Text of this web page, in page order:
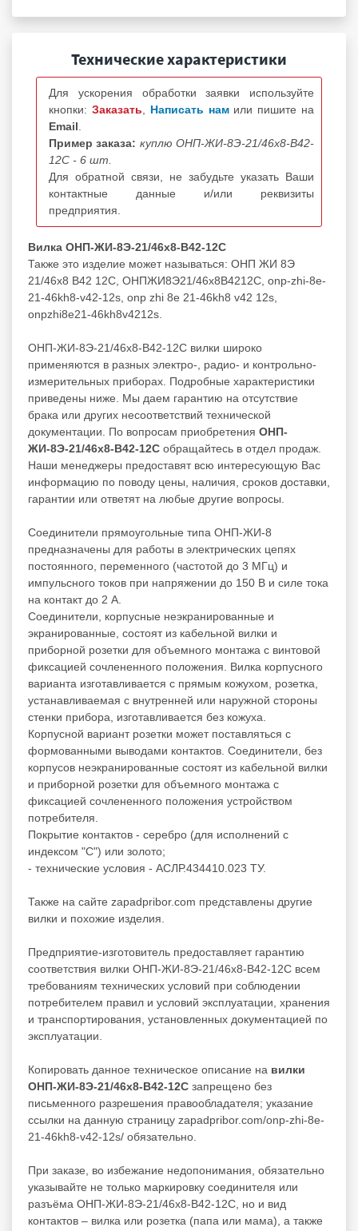
Технические характеристики
Для ускорения обработки заявки используйте
кнопки: Заказать Написать нам или пишите на
Email
Пример заказа: куплю ОНП-ЖИ-8Э-21/46х8-В42-
12С - 6 шт.
Для обратной связи, не забудьте указать Ваши
контактные данные и/или реквизиты
предприятия.
Вилка ОНП-ЖИ-8Э-21/46х8-В42-12С
Также это изделие может называться: ОНП ЖИ 8Э
21/46х8 В42 12С, ОНПЖИ8Э21/46х8В4212С, onp-zhi-8e-
21-46kh8-v42-12s, onp zhi 8e 21-46kh8 v42 12s,
onpzhi8e21-46kh8v4212s.
ОНП-ЖИ-8Э-21/46х8-В42-12С вилки широко
применяются в разных электро-, радио- и контрольно-
измерительных приборах. Подробные характеристики
приведены ниже. Мы даем гарантию на отсутствие
брака или других несоответствий технической
документации. По вопросам приобретения ОНП-
ЖИ-8Э-21/46х8-В42-12С обращайтесь в отдел продаж.
Наши менеджеры предоставят всю интересующую Вас
информацию по поводу цены, наличия, сроков доставки,
гарантии или ответят на любые другие вопросы.
Соединители прямоугольные типа ОНП-ЖИ-8
предназначены для работы в электрических цепях
постоянного, переменного (частотой до 3 МГц) и
импульсного токов при напряжении до 150 В и силе тока
на контакт до 2 А.
Соединители, корпусные неэкранированные и
экранированные, состоят из кабельной вилки и
приборной розетки для объемного монтажа с винтовой
фиксацией сочлененного положения. Вилка корпусного
варианта изготавливается с прямым кожухом, розетка,
устанавливаемая с внутренней или наружной стороны
стенки прибора, изготавливается без кожуха.
Корпусной вариант розетки может поставляться с
формованными выводами контактов. Соединители, без
корпусов неэкранированные состоят из кабельной вилки
и приборной розетки для объемного монтажа с
фиксацией сочлененного положения устройством
потребителя.
Покрытие контактов - серебро (для исполнений с
индексом "С") или золото;
- технические условия - АСЛР.434410.023 ТУ.
Также на сайте zapadpribor.com представлены другие
вилки и похожие изделия.
Предприятие-изготовитель предоставляет гарантию
соответствия вилки ОНП-ЖИ-8Э-21/46х8-В42-12С всем
требованиям технических условий при соблюдении
потребителем правил и условий эксплуатации, хранения
и транспортирования, установленных документацией по
эксплуатации.
Копировать данное техническое описание на вилки
ОНП-ЖИ-8Э-21/46х8-В42-12С запрещено без
письменного разрешения правообладателя; указание
ссылки на данную страницу zapadpribor.com/onp-zhi-8e-
21-46kh8-v42-12s/ обязательно.
При заказе, во избежание недопонимания, обязательно
указывайте не только маркировку соединителя или
разъёма ОНП-ЖИ-8Э-21/46х8-В42-12С, но и вид
контактов – вилка или розетка (папа или мама), а также